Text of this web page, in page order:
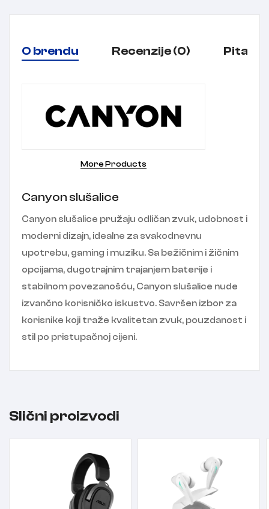
O brendu Recenzije (0) Pitanja
More Products
Canyon slušalice
Canyon slušalice pružaju odličan zvuk, udobnost i
moderni dizajn, idealne za svakodnevnu
upotrebu, gaming i muziku. Sa bežičnim i žičnim
opcijama, dugotrajnim trajanjem baterije i
stabilnom povezanošću, Canyon slušalice nude
izvančno korisničko iskustvo. Savršen izbor za
korisnike koji traže kvalitetan zvuk, pouzdanost i
stil po pristupačnoj cijeni.
Slični proizvodi